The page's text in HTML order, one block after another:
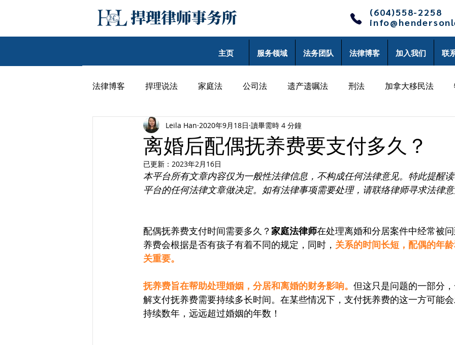
(604)558-2258
主页 服务领域 法务团队 法律博客 加入我们 联
法律博客 捍理说法 家庭法 公司法 遗产遗嘱法 刑法 加拿大移民法
民事纠纷 其他 李子沛律师博客 单丹律师博客
王期汉律师博客 韩丹尼律师博客
离婚后配偶抚养费要支付多久？
Leila Han 2020年9月18日 讀畢需時 4 分鐘
已更新： 2023年2月16日
本平台所有文章内容仅为一般性法律信息，不构成任何法律意见。特此提醒
平台的任何法律文章做决定。如有法律事项需要处理，请联络律师寻求法律
配偶抚养费支付时间需要多久？ 家庭法律师在处理离婚和分居案件中经常被
养费会根据是否有孩子有着不同的规定，同时， 关系的时间长短，配偶的年
关重要。
抚养费旨在帮助处理婚姻，分居和离婚的财务影响。 但这只是问题的一部分
解支付抚养费需要持续多长时间。在某些情况下，支付抚养费的这一方可能
持续数年，远远超过婚姻的年数！